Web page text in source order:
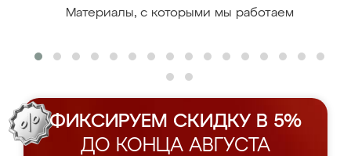
Материалы, с которыми мы работаем
ФИКСИРУЕМ СКИДКУ В 5%
ДО КОНЦА АВГУСТА